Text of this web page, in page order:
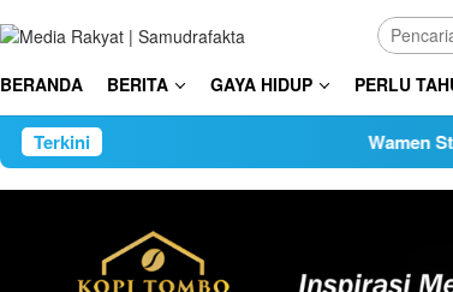
BERANDA BERITA GAYA HIDUP PERLU
Terkini Wamen Stella Ajak